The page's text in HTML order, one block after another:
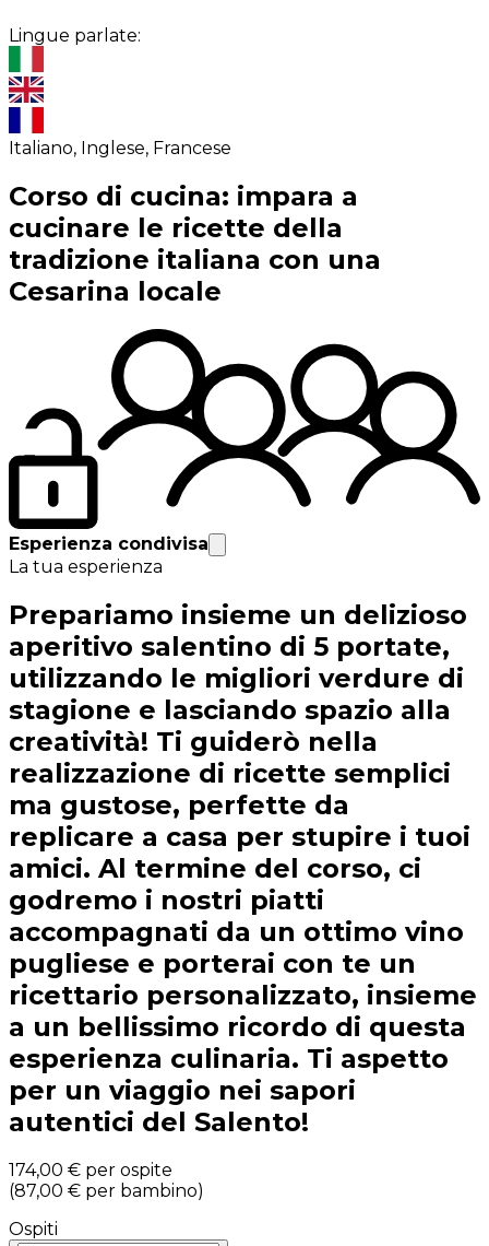
Lingue parlate:
Italiano, Inglese, Francese
Corso di cucina: impara a
cucinare le ricette della
tradizione italiana con una
Cesarina locale
Esperienza condivisa
La tua esperienza
Prepariamo insieme un delizioso
aperitivo salentino di 5 portate,
utilizzando le migliori verdure di
stagione e lasciando spazio alla
creatività! Ti guiderò nella
realizzazione di ricette semplici
ma gustose, perfette da
replicare a casa per stupire i tuoi
amici. Al termine del corso, ci
godremo i nostri piatti
accompagnati da un ottimo vino
pugliese e porterai con te un
ricettario personalizzato, insieme
a un bellissimo ricordo di questa
esperienza culinaria. Ti aspetto
per un viaggio nei sapori
autentici del Salento!
174,00 € per ospite
(87,00 € per bambino)
Ospiti